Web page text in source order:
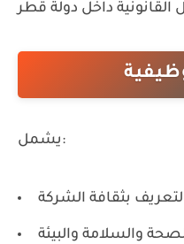
يشمل: